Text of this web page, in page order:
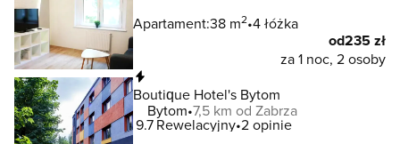
Apartament:38 m2 4 łóżka
od235 zł
za 1 noc, 2 osoby
Boutique Hotel's Bytom
Bytom 7,5 km od Zabrza
9.7Rewelacyjny 2 opinie